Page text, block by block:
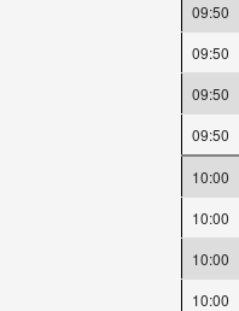
09:50
09:50
09:50
09:50
10:00
10:00
10:00
10:00